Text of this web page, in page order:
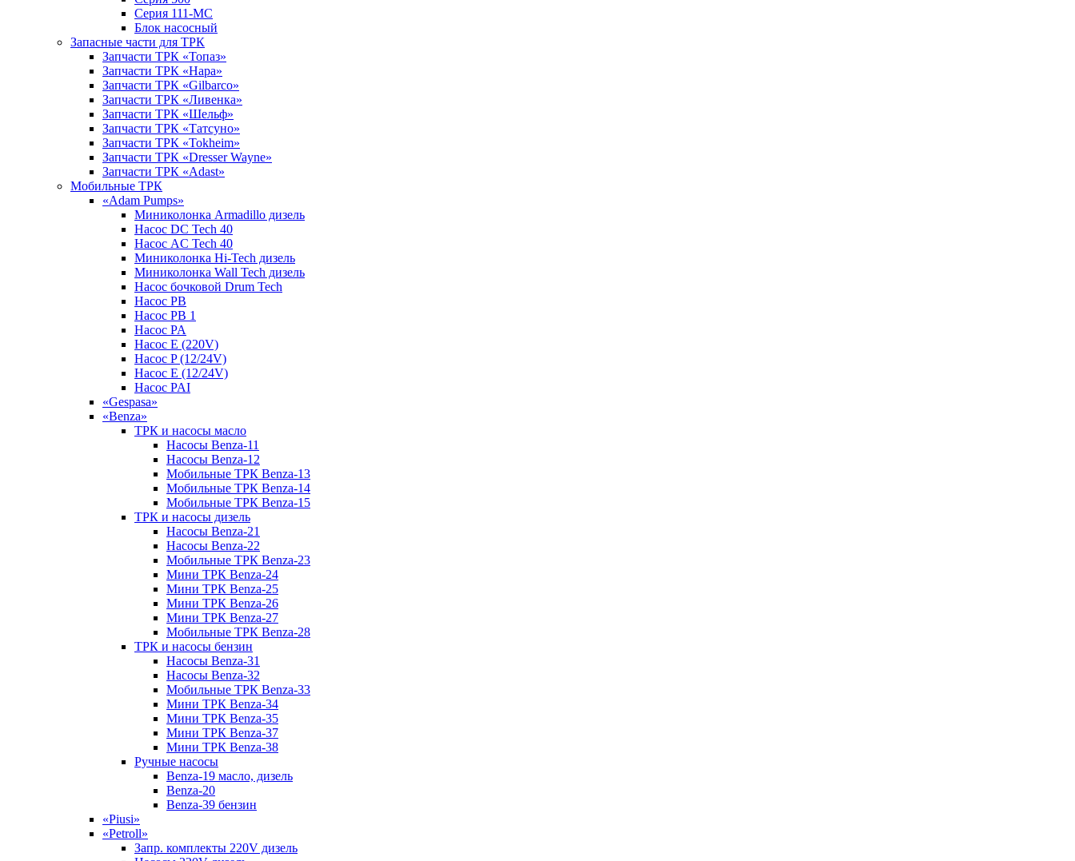
Серия 111-МС
Блок насосный
Запасные части для ТРК
Запчасти ТРК «Топаз»
Запчасти ТРК «Нара»
Запчасти ТРК «Gilbarco»
Запчасти ТРК «Ливенка»
Запчасти ТРК «Шельф»
Запчасти ТРК «Татсуно»
Запчасти ТРК «Tokheim»
Запчасти ТРК «Dresser Wayne»
Запчасти ТРК «Adast»
Мобильные ТРК
«Adam Pumps»
Миниколонка Armadillo дизель
Насос DC Tech 40
Насос AC Tech 40
Миниколонка Hi-Tech дизель
Миниколонка Wall Tech дизель
Насос бочковой Drum Tech
Насос PB
Насос PB 1
Насос PA
Насос E (220V)
Насос P (12/24V)
Насос E (12/24V)
Насос PAI
«Gespasa»
«Benza»
ТРК и насосы масло
Насосы Benza-11
Насосы Benza-12
Мобильные ТРК Benza-13
Мобильные ТРК Benza-14
Мобильные ТРК Benza-15
ТРК и насосы дизель
Насосы Benza-21
Насосы Benza-22
Мобильные ТРК Benza-23
Мини ТРК Benza-24
Мини ТРК Benza-25
Мини ТРК Benza-26
Мини ТРК Benza-27
Мобильные ТРК Benza-28
ТРК и насосы бензин
Насосы Benza-31
Насосы Benza-32
Мобильные ТРК Benza-33
Мини ТРК Benza-34
Мини ТРК Benza-35
Мини ТРК Benza-37
Мини ТРК Benza-38
Ручные насосы
Benza-19 масло, дизель
Benza-20
Benza-39 бензин
«Piusi»
«Petroll»
Запр. комплекты 220V дизель